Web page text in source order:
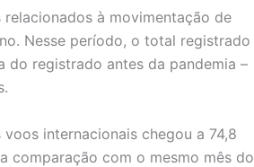
à movimentação de
Nesse período, o total registrado
do registrado antes da pandemia –
internacionais chegou a 74,8
comparação com o mesmo mês do